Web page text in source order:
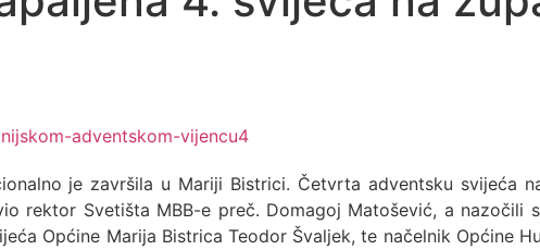
je završila u Mariji Bistrici. Četvrta adventsku svijeća
rektor Svetišta MBB-e preč. Domagoj Matošević, a
Općine Marija Bistrica Teodor Švaljek, te načelnik Općine